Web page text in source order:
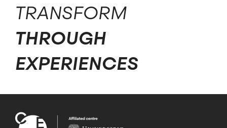
TRANSFORM
THROUGH
EXPERIENCES